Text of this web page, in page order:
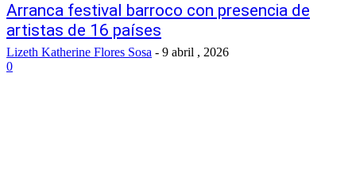
Arranca festival barroco con presencia de
artistas de 16 países
Lizeth Katherine Flores Sosa - 9 abril , 2026
0